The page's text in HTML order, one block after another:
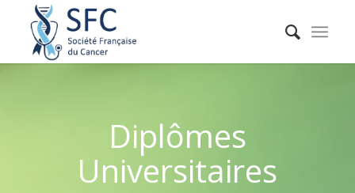
Diplômes
Universitaires